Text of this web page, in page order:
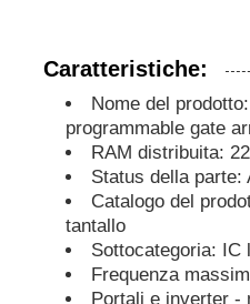
CPLD PLD
Detettore termico a
Chip di DSP IC
Caratteristiche:
Nome del
programmable gate
RAM distribuita:
Status della parte:
Catalogo del
tantallo
Sottocategoria: IC
Frequenza
Portali e inverter -